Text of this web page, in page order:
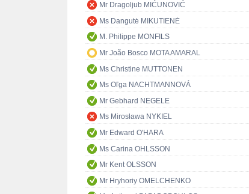
Mr Dragoljub MIĆUNOVIĆ
Ms Dangutė MIKUTIENĖ
M. Philippe MONFILS
Mr João Bosco MOTA AMARAL
Ms Christine MUTTONEN
Ms Oľga NACHTMANNOVÁ
Mr Gebhard NEGELE
Ms Mirosława NYKIEL
Mr Edward O'HARA
Ms Carina OHLSSON
Mr Kent OLSSON
Mr Hryhoriy OMELCHENKO